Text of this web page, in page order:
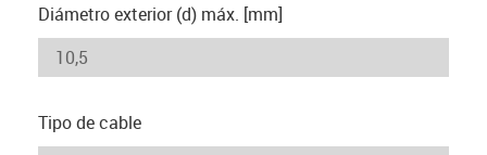
Diámetro exterior (d) máx. [mm]
Tipo de cable